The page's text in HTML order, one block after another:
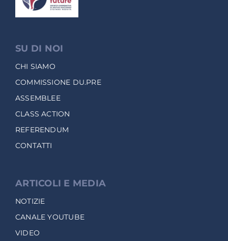
SU DI NOI
CHI SIAMO
COMMISSIONE DU.PRE
ASSEMBLEE
CLASS ACTION
REFERENDUM
CONTATTI
ARTICOLI E MEDIA
NOTIZIE
CANALE YOUTUBE
VIDEO